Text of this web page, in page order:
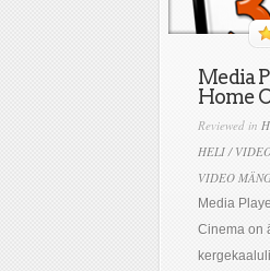
Media
Home
Reviewed in
HELI /
VIDEO
Media
Cinema on